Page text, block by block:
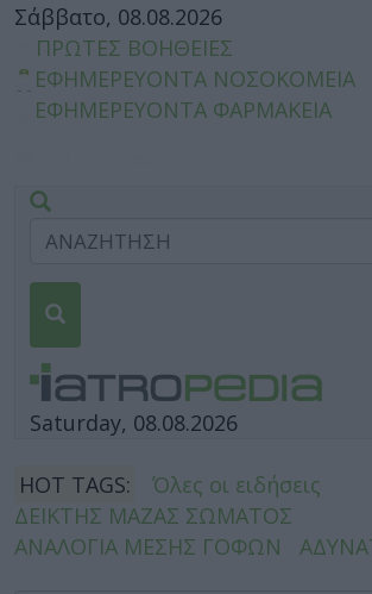
Σάββατο, 08.08.2026
ΠΡΩΤΕΣ ΒΟΗΘΕΙΕΣ
ΕΦΗΜΕΡΕΥΟΝΤΑ ΝΟΣΟΚΟΜΕΙΑ
ΕΦΗΜΕΡΕΥΟΝΤΑ ΦΑΡΜΑΚΕΙΑ
Saturday, 08.08.2026
HOT TAGS:
Όλες οι ειδήσεις
ΔΕΙΚΤΗΣ ΜΑΖΑΣ ΣΩΜΑΤΟΣ
ΑΝΑΛΟΓΙΑ ΜΕΣΗΣ ΓΟΦΩΝ